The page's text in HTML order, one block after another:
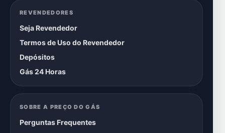
REVENDEDORES
Seja Revendedor
Termos de Uso do Revendedor
Depósitos
Gás 24 Horas
SOBRE A PREÇO DO GÁS
Perguntas Frequentes